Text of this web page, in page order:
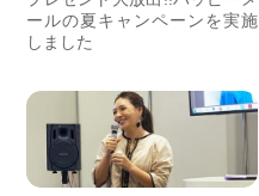
ールの夏キャンペーンを実施
しました